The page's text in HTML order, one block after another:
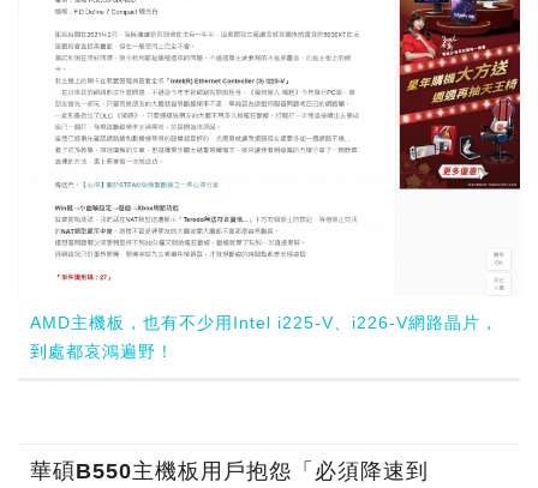
AMD主機板，也有不少用Intel i225-V、i226-V網路晶片，
到處都哀鴻遍野！
華碩B550主機板用戶抱怨「必須降速到